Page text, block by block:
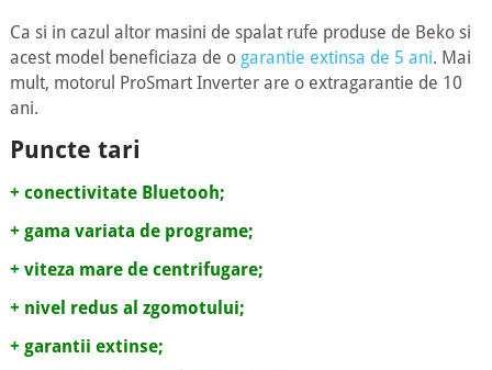
Ca si in cazul altor masini de spalat rufe produse de Beko si
acest model beneficiaza de o garantie extinsa de 5 ani. Mai
mult, motorul ProSmart Inverter are o extragarantie de 10
ani.
Puncte tari
+ conectivitate Bluetooh;
+ gama variata de programe;
+ viteza mare de centrifugare;
+ nivel redus al zgomotului;
+ garantii extinse;